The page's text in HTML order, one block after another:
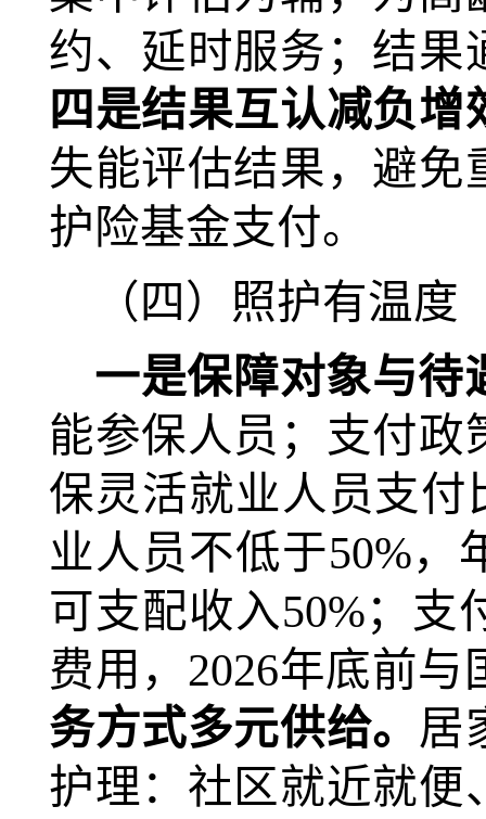
约、延时服务；结果
四是结果互认减负增
失能评估结果，避免
护险基金支付。
（四）照护有温度
一是保障对象与待
能参保人员；支付政
保灵活就业人员支付
业人员不低于50%，
可支配收入50%；支
费用，2026年底前与
务方式多元供给。 居
护理：社区就近就便